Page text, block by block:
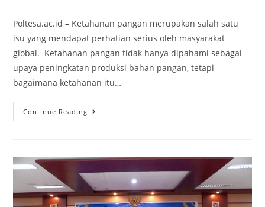
Poltesa.ac.id – Ketahanan pangan merupakan salah satu
isu yang mendapat perhatian serius oleh masyarakat
global. Ketahanan pangan tidak hanya dipahami sebagai
upaya peningkatan produksi bahan pangan, tetapi
bagaimana ketahanan itu…
Continue Reading